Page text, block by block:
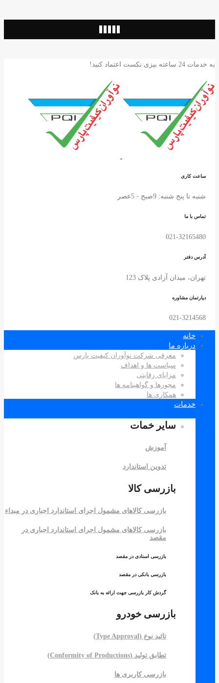
به خدمات 24 ساعته بیزی نکست اعتماد کنید!
ساعت کاری
شنبه تا پنج شنبه: 9صبح - 5عصر
تماس با ما
021-32165480
آدرس دفتر
تهران، میدان آزادی پلاک 123
دپارتمان مشاوره
021-3214568
خانه
درباره ما
معرفی شرکت نوآوران کیفیت پارس
سیاست ها و اهداف
مزایای رقابتی
مجوزها و گواهینامه ها
همکاری ها
خدمات
سایر خمات
آموزش
تدوین استاندارد
بازرسی کالا
بازرسی کالاهای مشمول اجرای استاندارد اجباری در مبداء
بازرسی کالاهای مشمول اجرای استاندارد اجباری در
مقصد
بازرسی اسنادی در مقصد
بازرسی بانکی در مقصد
گردش کار بازرسی جهت ارائه به بانک
بازرسی خودرو
تائید نوع (Type Approval)
تطابق تولید (Conformity of Productions)
بازرسی کاربری ها